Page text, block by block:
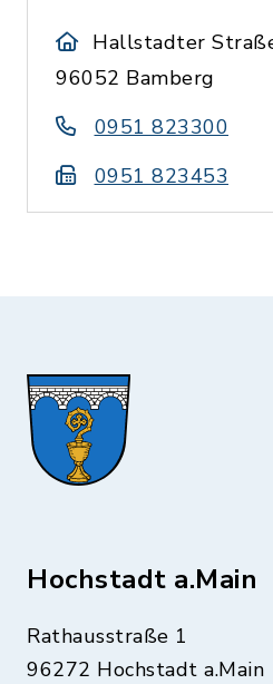
Hallstadter
96052 Bamberg
0951 823300
0951 823453
Hochstadt a.Main
Rathausstraße 1
96272 Hochstadt a.Main